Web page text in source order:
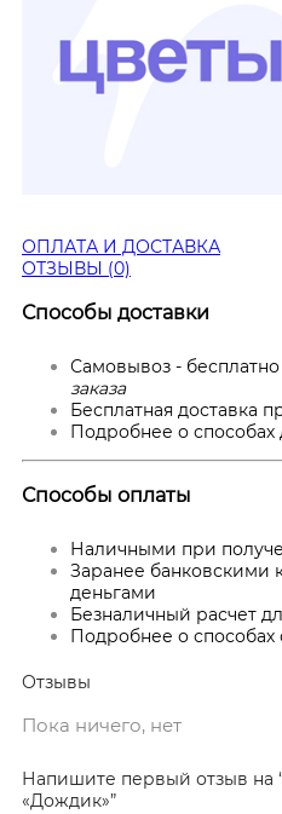
ОПЛАТА И ДОСТАВКА
ОТЗЫВЫ (0)
Способы доставки
Самовывоз -
заказа
Бесплатная доставка
Подробнее о способах
Способы оплаты
Наличными при
Заранее банковскими
деньгами
Безналичный расчет
Подробнее о способах
Отзывы
Пока ничего, нет
Напишите первый отзыв на
«Дождик»”